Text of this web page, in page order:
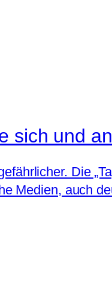
sich und
Die
Medien, auch